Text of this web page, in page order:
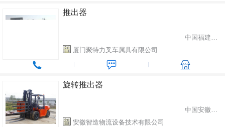
推出器
中国福建省厦门市
厦门聚特力叉车属具有限公司
旋转推出器
中国安徽省合肥市
安徽智造物流设备技术有限公司